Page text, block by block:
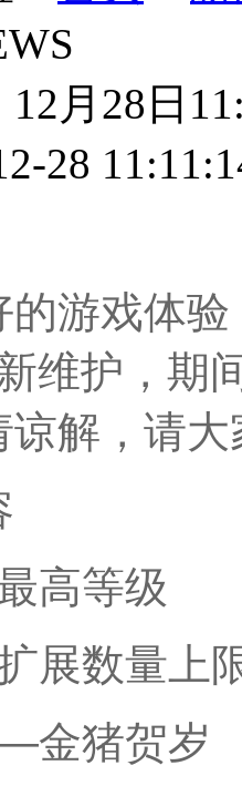
12月28日
28
的游戏体
维护，期
谅解，请
高等级
展数量上
金猪贺岁